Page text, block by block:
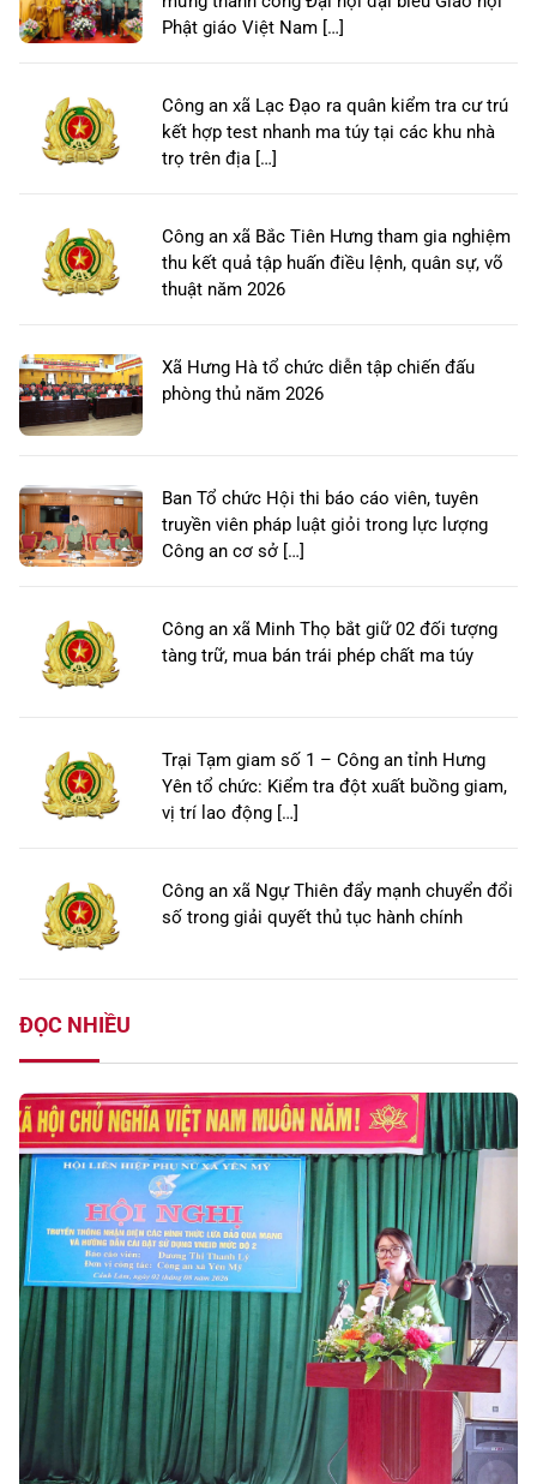
Phật giáo Việt Nam […]
Công an xã Lạc Đạo ra quân kiểm tra cư trú
kết hợp test nhanh ma túy tại các khu nhà
trọ trên địa […]
Công an xã Bắc Tiên Hưng tham gia nghiệm
thu kết quả tập huấn điều lệnh, quân sự, võ
thuật năm 2026
Xã Hưng Hà tổ chức diễn tập chiến đấu
phòng thủ năm 2026
Ban Tổ chức Hội thi báo cáo viên, tuyên
truyền viên pháp luật giỏi trong lực lượng
Công an cơ sở […]
Công an xã Minh Thọ bắt giữ 02 đối tượng
tàng trữ, mua bán trái phép chất ma túy
Trại Tạm giam số 1 – Công an tỉnh Hưng
Yên tổ chức: Kiểm tra đột xuất buồng giam,
vị trí lao động […]
Công an xã Ngự Thiên đẩy mạnh chuyển đổi
số trong giải quyết thủ tục hành chính
ĐỌC NHIỀU